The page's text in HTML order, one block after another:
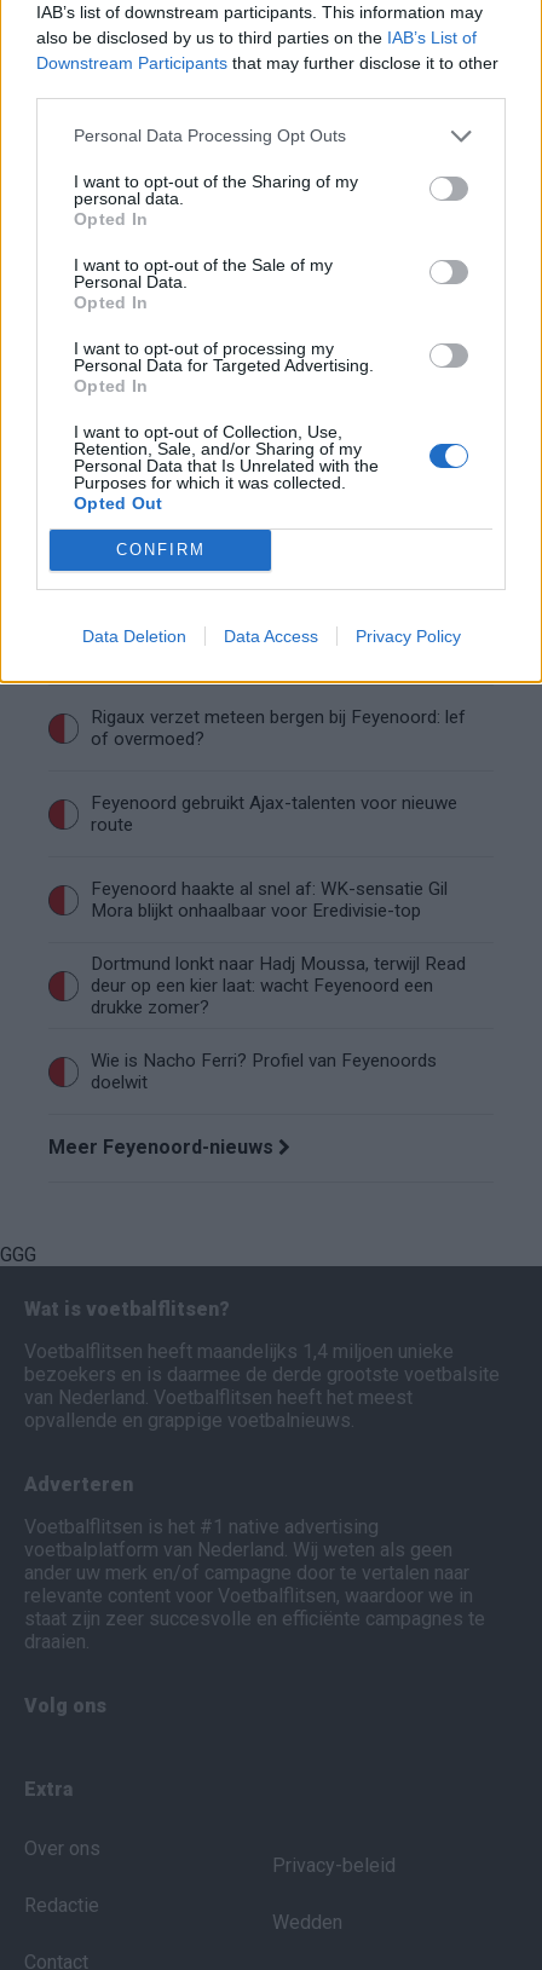
IAB’s list of downstream participants. This information may
also be disclosed by us to third parties on the IAB’s List of
Downstream Participants that may further disclose it to other
Personal Data Processing Opt Outs
I want to opt-out of the Sharing of my
personal data.
Opted In
I want to opt-out of the Sale of my
Personal Data.
Opted In
I want to opt-out of processing my
Personal Data for Targeted Advertising.
Opted In
I want to opt-out of Collection, Use,
Retention, Sale, and/or Sharing of my
Personal Data that Is Unrelated with the
Purposes for which it was collected.
Opted Out
CONFIRM
Data Deletion Data Access Privacy Policy
Givairo Read spreekt zich uit over Feyenoord-
toekomst: 'Het kan nog alle kanten op'
dreigend vertrek Wellenreuther
Feyenoord doet voorstel aan beoogde nieuwe
eerste keeper
Saoedische topclub maakt werk van Hadj
Moussa: Feyenoord wacht op bod
Mats Deijl neemt definitief afscheid van
Deventer: Feyenoorder zet woning te koop
Van Beukering haalt hard uit na opmerkingen
over zijn gewicht
Overzicht: Zo presteren de Feyenoord-spelers
op het WK 2026
Feyenoord begint aan nieuw tijdperk: programma
richting seizoenstart
Rigaux verzet meteen bergen bij Feyenoord: lef
of overmoed?
Feyenoord gebruikt Ajax-talenten voor nieuwe
route
Feyenoord haakte al snel af: WK-sensatie Gil
Mora blijkt onhaalbaar voor Eredivisie-top
Dortmund lonkt naar Hadj Moussa, terwijl Read
deur op een kier laat: wacht Feyenoord een
drukke zomer?
Wie is Nacho Ferri? Profiel van Feyenoords
doelwit
Meer Feyenoord-nieuws
GGG
Wat is voetbalflitsen?
Voetbalflitsen heeft maandelijks 1,4 miljoen unieke
bezoekers en is daarmee de derde grootste voetbalsite
van Nederland. Voetbalflitsen heeft het meest
opvallende en grappige voetbalnieuws.
Adverteren
Voetbalflitsen is het #1 native advertising
voetbalplatform van Nederland. Wij weten als geen
ander uw merk en/of campagne door te vertalen naar
relevante content voor Voetbalflitsen, waardoor we in
staat zijn zeer succesvolle en efficiënte campagnes te
draaien.
Volg ons
Extra
Over ons
Redactie
Contact
Privacy-beleid
Wedden